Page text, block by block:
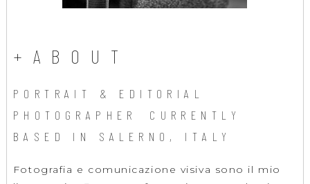
+ABOUT
PORTRAIT & EDITORIAL
PHOTOGRAPHER CURRENTLY
BASED IN SALERNO, ITALY
Fotografia e comunicazione visiva sono il mio